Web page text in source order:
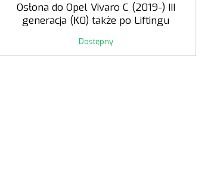
Osłona do Opel Vivaro C (2019-) III
generacja (К0) także po Liftingu
Dostępny